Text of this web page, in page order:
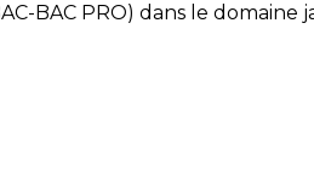
BAC PRO) dans le domaine